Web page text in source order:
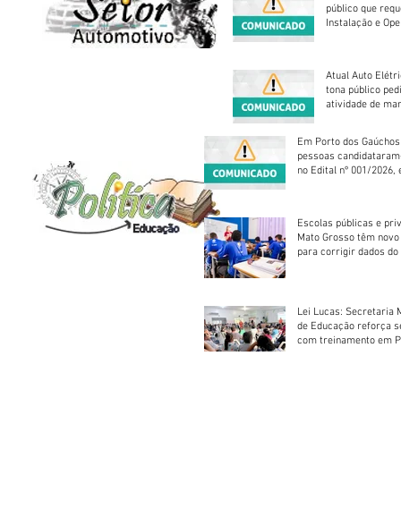
público que
Instalação e
Atual Auto
tona público
atividade de
Em Porto dos
pessoas
no Edital nº 001/2026,
Escolas públicas e
Mato Grosso têm
para corrigir dados do
Lei Lucas: Secretaria
de Educação reforça
com treinamento em